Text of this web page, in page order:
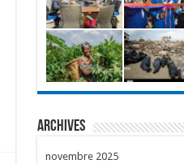
Archives
novembre 2025